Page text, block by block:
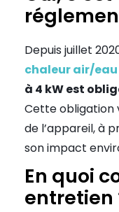
Depuis juillet
chaleur air/eau
à 4 kW est
Cette obligation
de l’appareil, à
son impact
En quoi
entretien